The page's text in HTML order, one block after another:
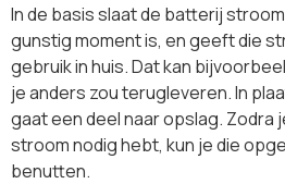
In de basis slaat de batterij
gunstig moment is, en geeft die
gebruik in huis. Dat kan
je anders zou terugleveren. In
gaat een deel naar opslag. Zodra
stroom nodig hebt, kun je die
benutten.